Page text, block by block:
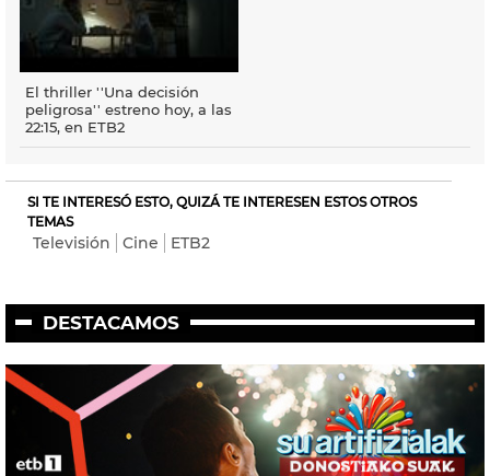
El thriller ''Una decisión
peligrosa'' estreno hoy, a las
22:15, en ETB2
SI TE INTERESÓ ESTO, QUIZÁ TE INTERESEN ESTOS OTROS
TEMAS
Televisión Cine ETB2
DESTACAMOS